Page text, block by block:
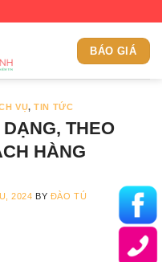
BÁO GIÁ
VỤ,TIN TỨC
THEO
HÀNG
2024 BY ĐÀO TÚ